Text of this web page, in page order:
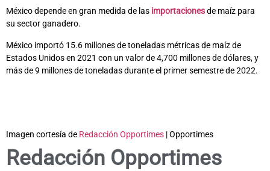
México depende en gran medida de las importacionesde maíz para
su sector ganadero.
México importó 15.6 millones de toneladas métricas de maíz de
Estados Unidos en 2021 con un valor de 4,700 millones de dólares, y
más de 9 millones de toneladas durante el primer semestre de 2022.
Imagen cortesía de Redacción Opportimes | Opportimes
Redacción Opportimes